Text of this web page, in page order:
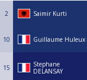
2 Saimir Kurti
10 Guillaume Huleux
15
Stephane
DELANSAY